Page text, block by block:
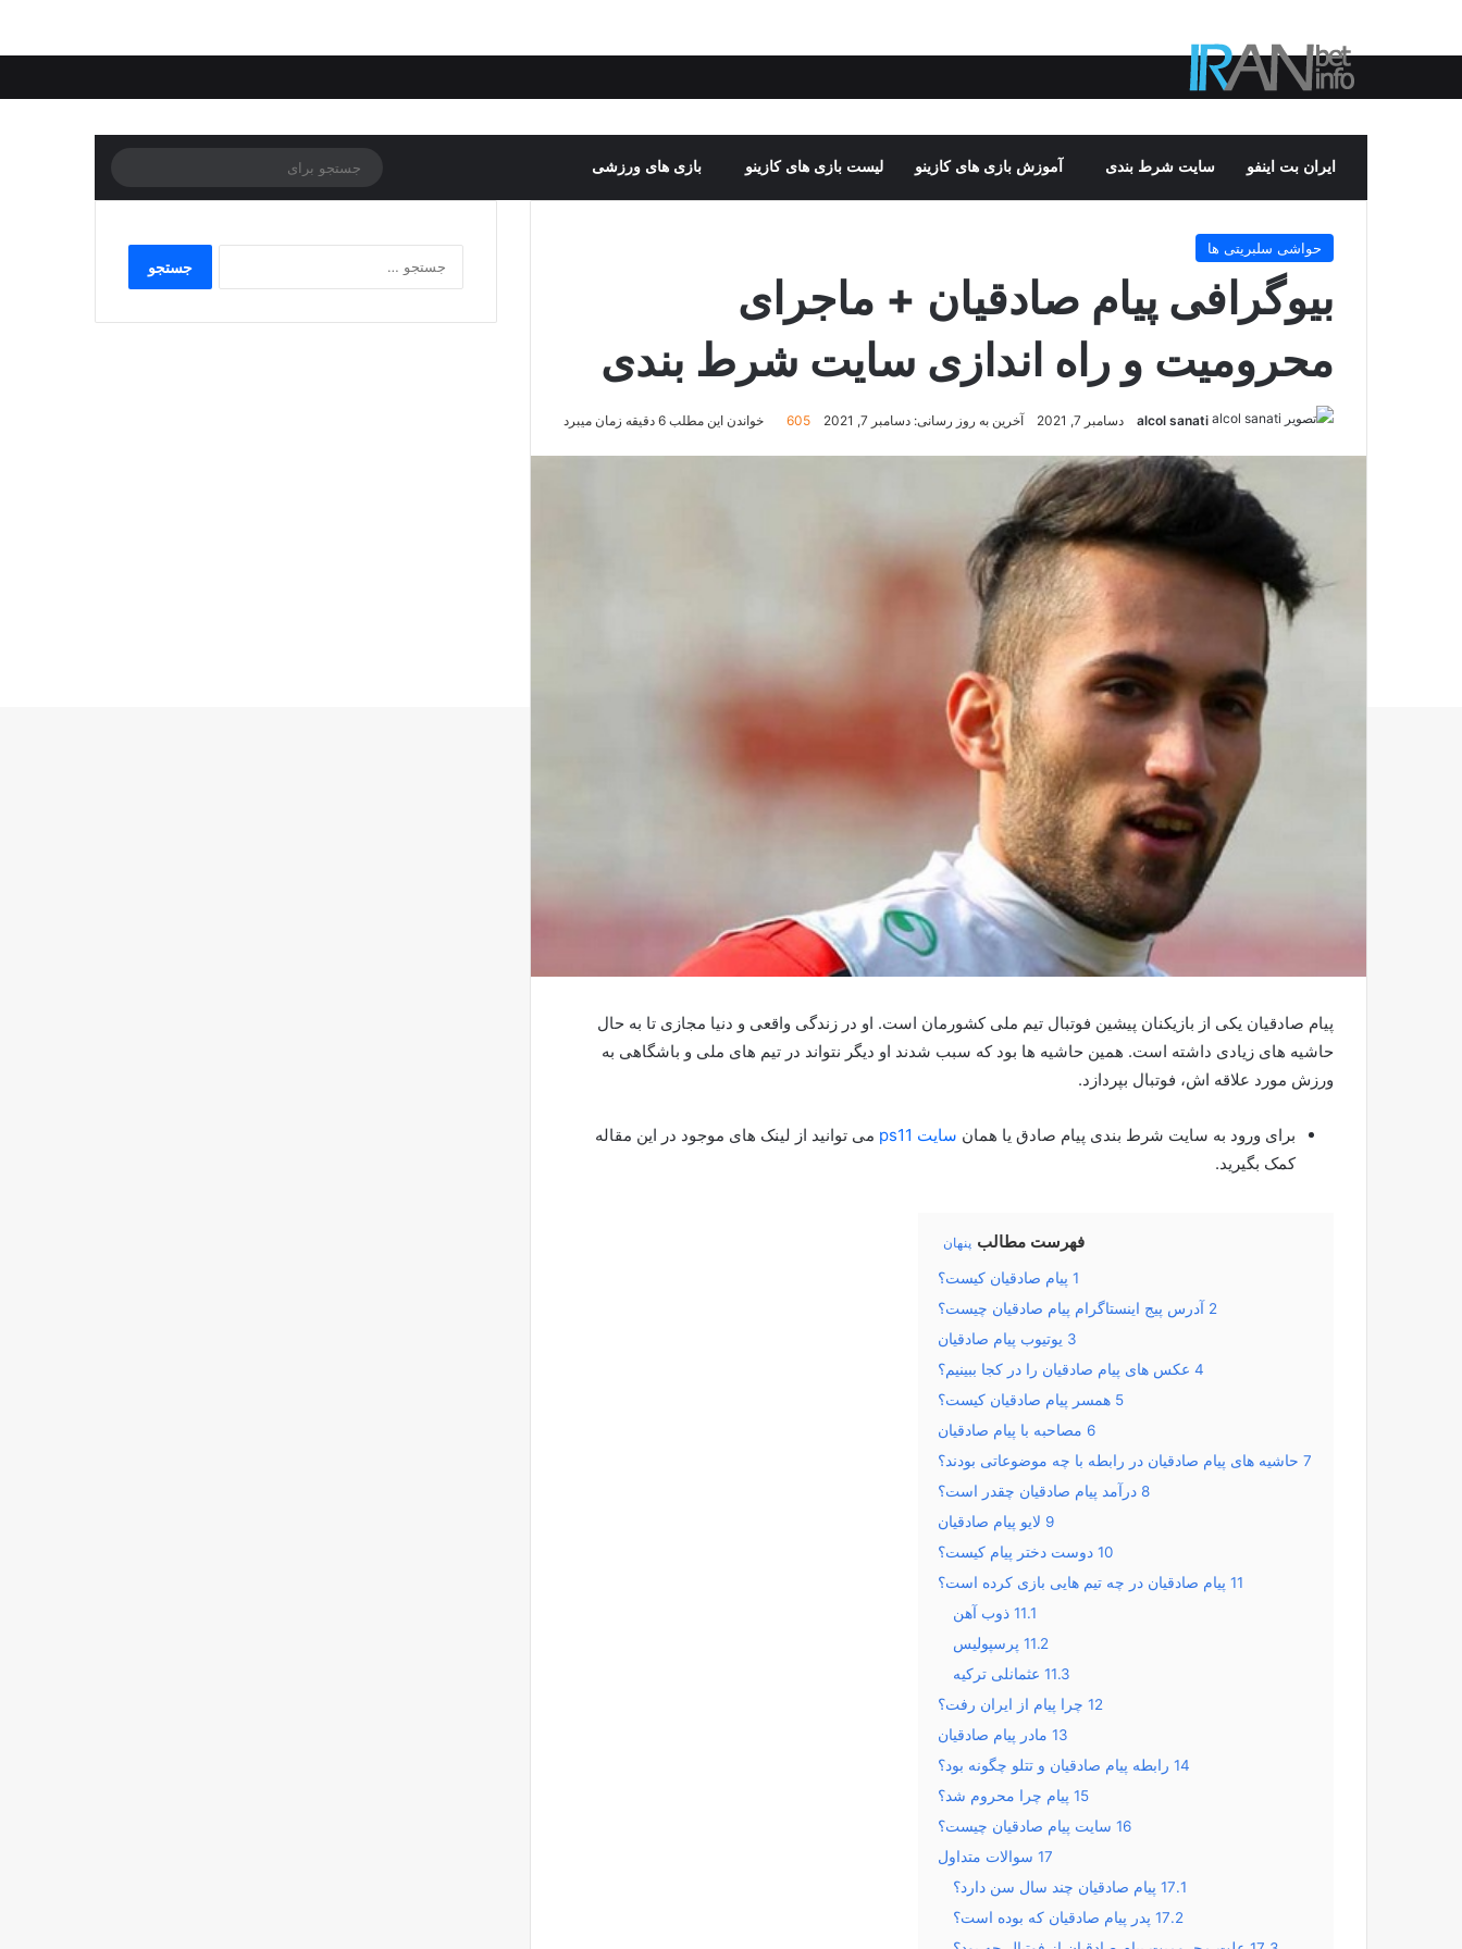
ایران بت اینفو سایت شرط بندی آموزش بازی های کازینو لیست بازی های کازینو بازی های ورزشی
برای
حواشی سلبریتی ها
بیوگرافی پیام صادقیان + ماجرای
محرومیت و راه اندازی سایت شرط بندی
alcol sanati دسامبر 7, 2021 آخرین به روز رسانی: دسامبر 7, 2021 605 خواندن این مطلب 6 دقیقه زمان میبرد
پیام صادقیان یکی از بازیکنان پیشین فوتبال تیم ملی کشورمان است. او در زندگی واقعی و دنیا مجازی تا به حال
حاشیه های زیادی داشته است. همین حاشیه ها بود که سبب شدند او دیگر نتواند در تیم های ملی و باشگاهی به
ورزش مورد علاقه اش، فوتبال بپردازد.
برای ورود به سایت شرط بندی پیام صادق یا همان سایت ps11
می توانید از لینک های موجود در این مقاله
کمک بگیرید.
فهرست مطالب پنهان
1 پیام صادقیان کیست؟
2 آدرس پیج اینستاگرام پیام صادقیان چیست؟
3 یوتیوب پیام صادقیان
4 عکس های پیام صادقیان را در کجا ببینیم؟
5 همسر پیام صادقیان کیست؟
6 مصاحبه با پیام صادقیان
7 حاشیه های پیام صادقیان در رابطه با چه موضوعاتی بودند؟
8 درآمد پیام صادقیان چقدر است؟
9 لایو پیام صادقیان
10 دوست دختر پیام کیست؟
11 پیام صادقیان در چه تیم هایی بازی کرده است؟
11.1 ذوب آهن
11.2 پرسپولیس
11.3 عثمانلی ترکیه
12 چرا پیام از ایران رفت؟
13 مادر پیام صادقیان
14 رابطه پیام صادقیان و تتلو چگونه بود؟
15 پیام چرا محروم شد؟
16 سایت پیام صادقیان چیست؟
17 سوالات متداول
17.1 پیام صادقیان چند سال سن دارد؟
17.2 پدر پیام صادقیان که بوده است؟
برای: